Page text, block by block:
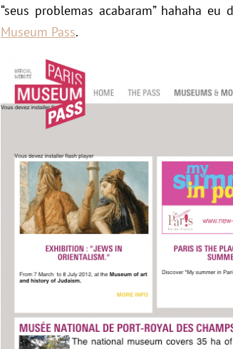
“seus problemas acabaram” hahaha eu
Museum Pass.